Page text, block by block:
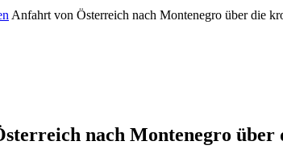
Anfahrt von Österreich nach Montenegro über die
nach Montenegro über